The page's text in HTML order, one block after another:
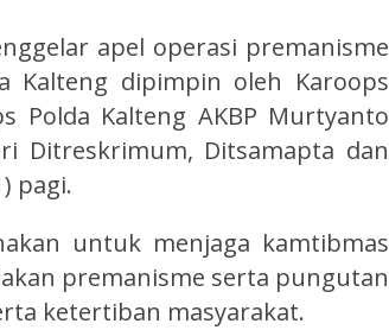
apel operasi premanisme
Kalteng dipimpin oleh Karoops
Polda Kalteng AKBP Murtyanto
Ditreskrimum, Ditsamapta dan
pagi.
untuk menjaga kamtibmas
premanisme serta pungutan
ketertiban masyarakat.